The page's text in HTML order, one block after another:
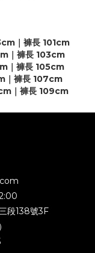
｜褲長 101cm
｜褲長 103cm
｜褲長 105cm
｜褲長 107cm
｜褲長 109cm
段138號3F